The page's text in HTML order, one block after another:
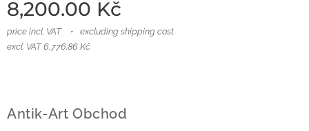
8,200.00 Kč
price incl. VAT
excluding shipping cost
excl. VAT 6,776.86 Kč
Antik-Art Obchod